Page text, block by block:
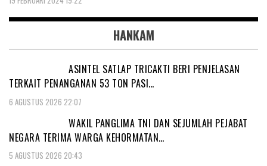
HANKAM
ASINTEL SATLAP TRICAKTI BERI PENJELASAN
TERKAIT PENANGANAN 53 TON PASI…
6 AGUSTUS 2026 22:07
WAKIL PANGLIMA TNI DAN SEJUMLAH PEJABAT
NEGARA TERIMA WARGA KEHORMATAN…
5 AGUSTUS 2026 20:43